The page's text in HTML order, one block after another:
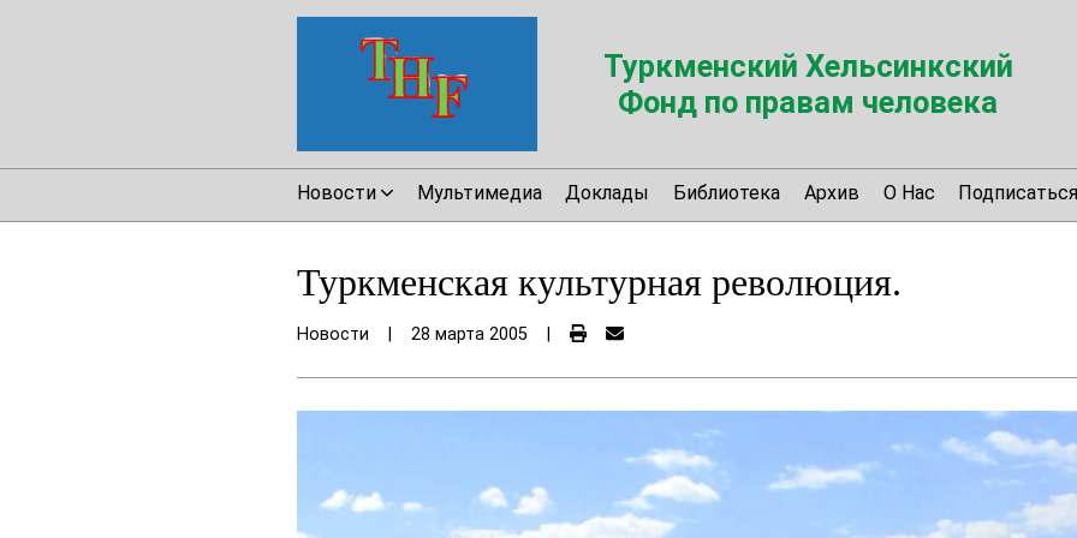
Туркменский Хельсинкский
Фонд по правам человека
Новости Мультимедиа Доклады Библиотека Архив О Нас
Туркменская культурная революция.
Новости 28 марта 2005